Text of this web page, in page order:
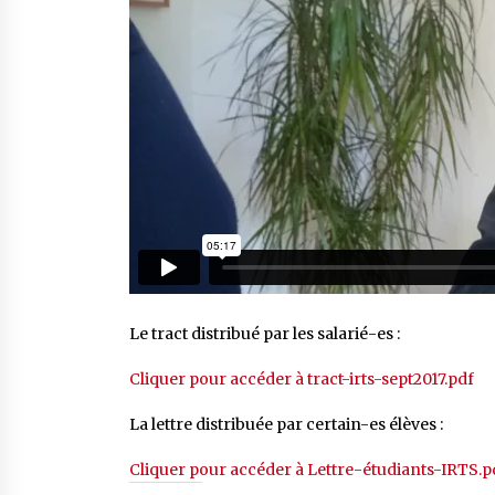
Le tract distribué par les salarié-es :
Cliquer pour accéder à tract-irts-sept2017.pdf
La lettre distribuée par certain-es élèves :
Cliquer pour accéder à Lettre-étudiants-